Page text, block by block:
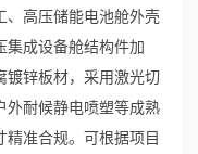
、高压储能电池舱外壳
集成设备舱结构件加
镀锌板材，采用激光切
外耐候静电喷塑等成熟
准合规。可根据项目